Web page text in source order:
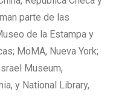
parte de las
de la Estampa y
MoMA, Nueva York;
Museum,
y National Library,